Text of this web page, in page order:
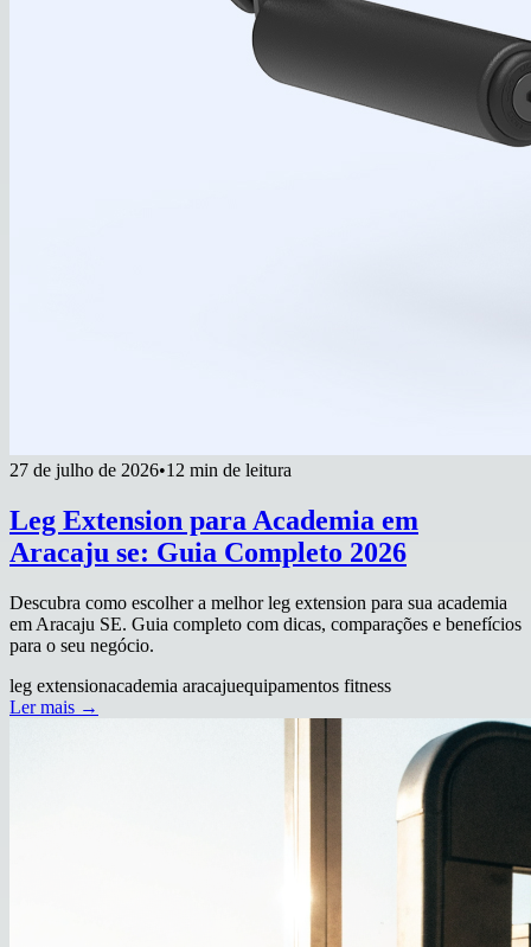
27 de julho de 2026•12 min de leitura
Leg Extension para Academia em
Aracaju se: Guia Completo 2026
Descubra como escolher a melhor leg extension para sua academia
em Aracaju SE. Guia completo com dicas, comparações e benefícios
para o seu negócio.
leg extensionacademia aracajuequipamentos fitness
Ler mais →